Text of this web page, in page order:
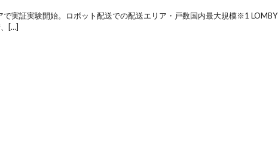
で実証実験開始。ロボット配送での配送エリア・戸数国内最大規模※1 LOMBY
[…]